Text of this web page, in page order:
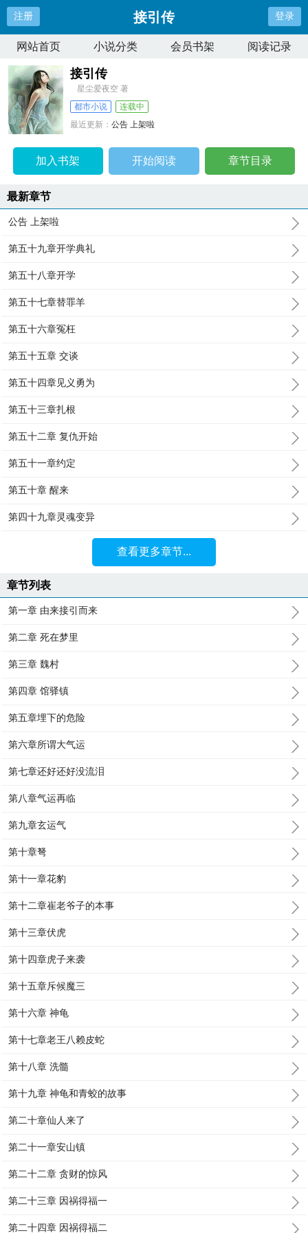
注册 接引传 登录
网站首页 小说分类 会员书架 阅读记录
接引传
星尘爱夜空 著
都市小说
连载中
最近更新：公告 上架啦
加入书架 开始阅读 章节目录
最新章节
公告 上架啦
第五十九章开学典礼
第五十八章开学
第五十七章替罪羊
第五十六章冤枉
第五十五章 交谈
第五十四章见义勇为
第五十三章扎根
第五十二章 复仇开始
第五十一章约定
第五十章 醒来
第四十九章灵魂变异
查看更多章节...
章节列表
第一章 由来接引而来
第二章 死在梦里
第三章 魏村
第四章 馆驿镇
第五章埋下的危险
第六章所谓大气运
第七章还好还好没流泪
第八章气运再临
第九章玄运气
第十章弩
第十一章花豹
第十二章崔老爷子的本事
第十三章伏虎
第十四章虎子来袭
第十五章斥候魔三
第十六章 神龟
第十七章老王八赖皮蛇
第十八章 洗髓
第十九章 神龟和青蛟的故事
第二十章仙人来了
第二十一章安山镇
第二十二章 贪财的惊风
第二十三章 因祸得福一
第二十四章 因祸得福二